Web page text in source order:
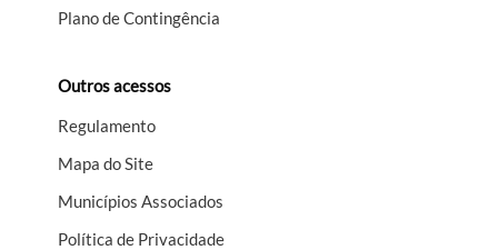
Plano de Contingência
Outros acessos
Regulamento
Mapa do Site
Municípios Associados
Política de Privacidade